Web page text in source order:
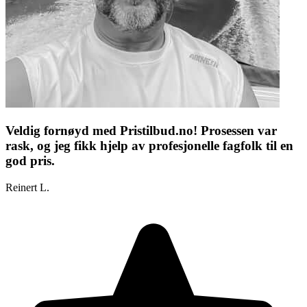
Veldig fornøyd med Pristilbud.no! Prosessen var
rask, og jeg fikk hjelp av profesjonelle fagfolk til en
god pris.
Reinert L.